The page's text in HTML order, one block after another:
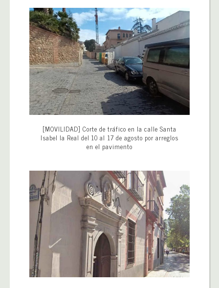
[MOVILIDAD] Corte de tráfico en la calle Santa
Isabel la Real del 10 al 17 de agosto por arreglos
en el pavimento